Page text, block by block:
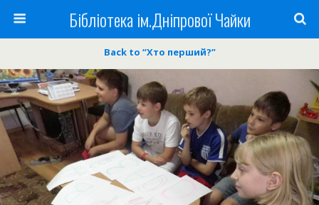
Бібліотека ім.Дніпрової Чайки
Back to “Хто перший?”